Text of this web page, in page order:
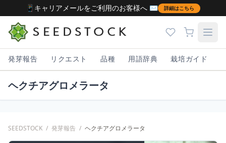
📱キャリアメールをご利用のお客様へ ✉️ 詳細はこちら
発芽報告 リクエスト 品種 用語辞典 栽培ガイド
ヘクチアグロメラータ
SEEDSTOCK / 発芽報告 / ヘクチアグロメラータ